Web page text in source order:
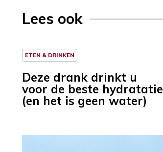
Lees ook
ETEN & DRINKEN
Deze drank drinkt u
voor de beste hydratatie
(en het is geen water)